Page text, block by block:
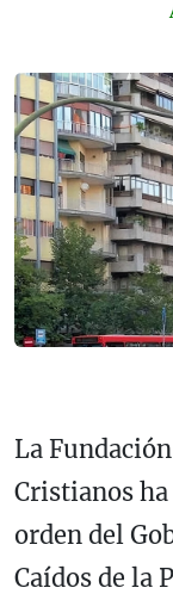
La
Cristianos
orden del
Caídos de la